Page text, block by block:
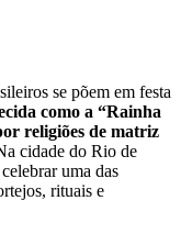
se põem em festa
como a “Rainha
religiões de matriz
cidade do Rio de
uma das
rituais e